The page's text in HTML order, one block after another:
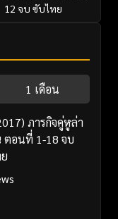
12 จบ ซับไทย
1 เดือน
ภารกิจคู่หูล่า
อนที่ 1-18 จบ